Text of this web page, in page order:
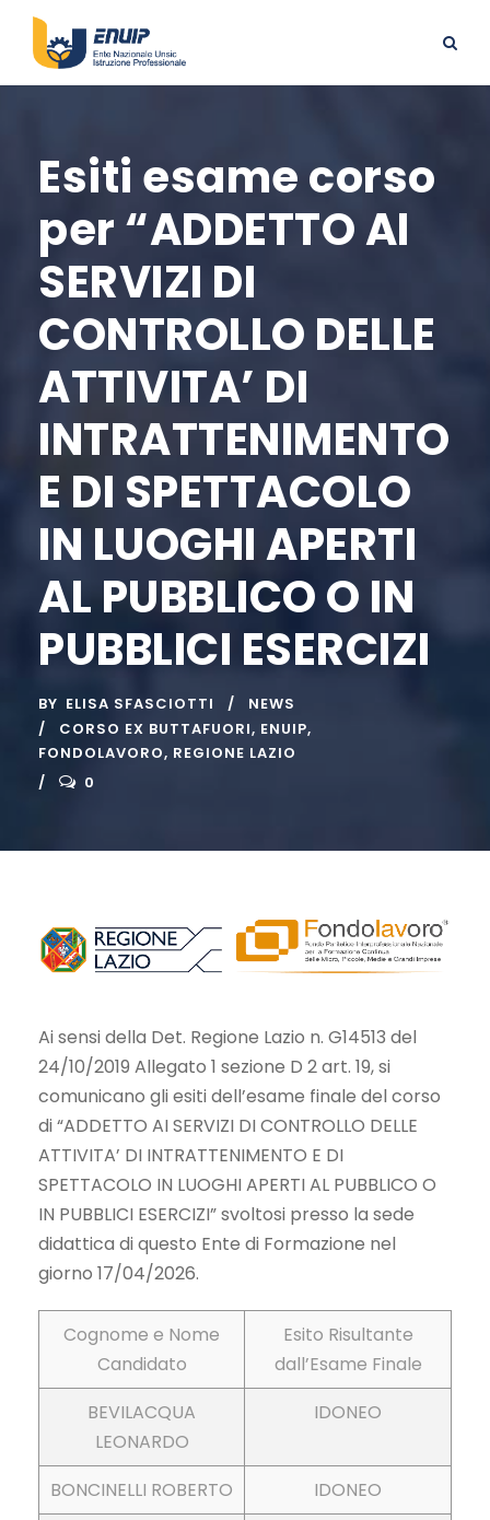
Esiti esame corso
per “ADDETTO AI
SERVIZI DI
CONTROLLO DELLE
ATTIVITA’ DI
INTRATTENIMENTO
E DI SPETTACOLO
IN LUOGHI APERTI
AL PUBBLICO O IN
PUBBLICI ESERCIZI
BY ELISA SFASCIOTTI
NEWS
CORSO EX BUTTAFUORI, ENUIP,
FONDOLAVORO, REGIONE LAZIO
0
Ai sensi della Det. Regione Lazio n. G14513 del
24/10/2019 Allegato 1 sezione D 2 art. 19, si
comunicano gli esiti dell’esame finale del corso
di “ADDETTO AI SERVIZI DI CONTROLLO DELLE
ATTIVITA’ DI INTRATTENIMENTO E DI
SPETTACOLO IN LUOGHI APERTI AL PUBBLICO O
IN PUBBLICI ESERCIZI” svoltosi presso la sede
didattica di questo Ente di Formazione nel
giorno 17/04/2026.
Cognome e Nome
Candidato
Esito Risultante
dall’Esame Finale
BEVILACQUA
LEONARDO
IDONEO
BONCINELLI ROBERTO
IDONEO